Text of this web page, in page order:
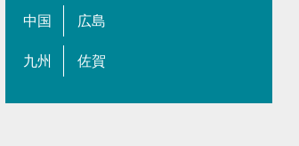
中国 広島
九州 佐賀